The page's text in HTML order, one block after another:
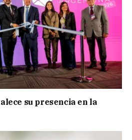
su presencia en la